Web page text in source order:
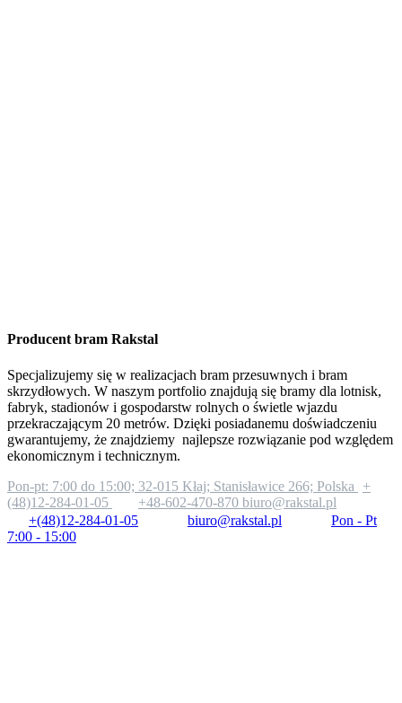
Producent bram Rakstal
Specjalizujemy się w realizacjach bram przesuwnych i bram
skrzydłowych. W naszym portfolio znajdują się bramy dla lotnisk,
fabryk, stadionów i gospodarstw rolnych o świetle wjazdu
przekraczającym 20 metrów. Dzięki posiadanemu doświadczeniu
gwarantujemy, że znajdziemy najlepsze rozwiązanie pod względem
ekonomicznym i technicznym.
Pon-pt: 7:00 do 15:00; 32-015 Kłaj; Stanisławice 266; Polska
+
(48)12-284-01-05
+48-602-470-870 biuro@rakstal.pl
+(48)12-284-01-05
biuro@rakstal.pl
Pon - Pt
7:00 - 15:00